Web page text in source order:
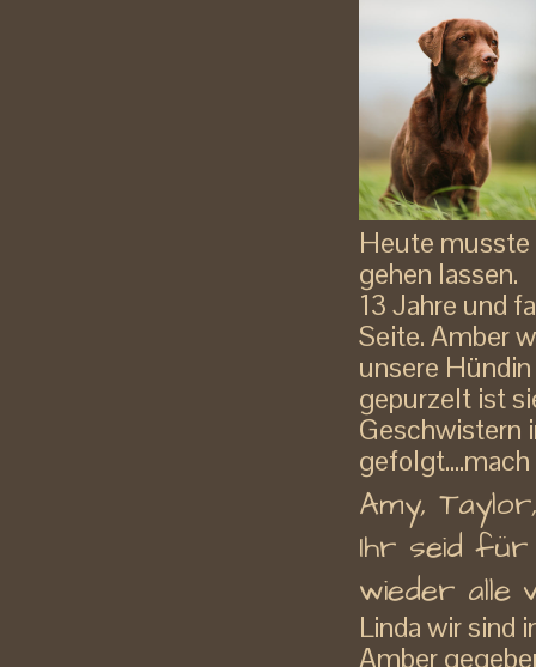
Heute musste
gehen lassen.
13 Jahre und
Seite. Amber
unsere
gepurzelt ist
Geschwistern
Amy,
Ihr seid für
wieder alle
Linda wir sind
Amber